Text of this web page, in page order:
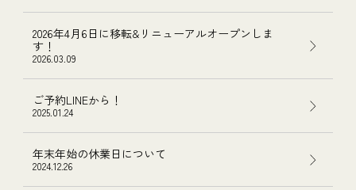
2026年4月6日に移転&リニューアルオープンしま
す！
2026.03.09
ご予約LINEから！
2025.01.24
年末年始の休業日について
2024.12.26